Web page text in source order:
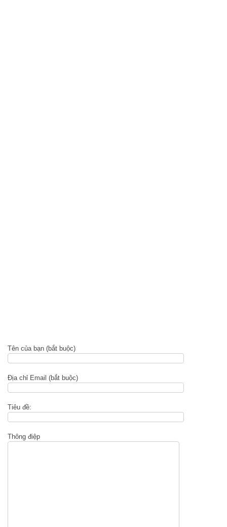
Tên của bạn (bắt buộc)
Địa chỉ Email (bắt buộc)
Tiêu đề:
Thông điệp